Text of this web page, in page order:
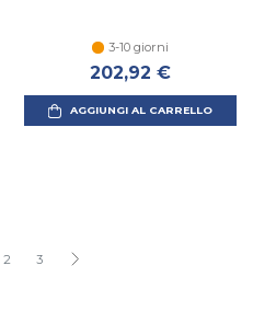
3-10 giorni
202,92 €
AGGIUNGI AL CARRELLO
2 3